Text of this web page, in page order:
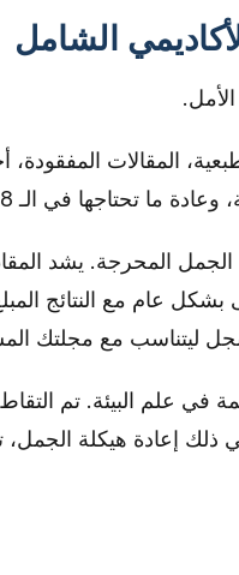
الشامل
المقالات
الـ 48 ساعة الأخيرة قبل التقديم.
الجمل المحرجة. يشد
عام مع النتائج
ليتناسب مع مجلتك
الشامل 112 تغييرًا - بما في ذلك إعادة